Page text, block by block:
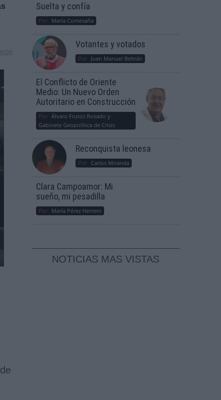
Suelta y confía
Por María Comesaña
Votantes y votados
Por Juan Manuel Beltrán
El Conflicto de Oriente
Medio: Un Nuevo Orden
Autoritario en Construcción
Por Álvaro Frutos Rosado y
Gabinete Geopolítica de Crisis
Reconquista leonesa
Por Carlos Miranda
Clara Campoamor: Mi
sueño, mi pesadilla
Por María Pérez Herrero
NOTICIAS MAS VISTAS